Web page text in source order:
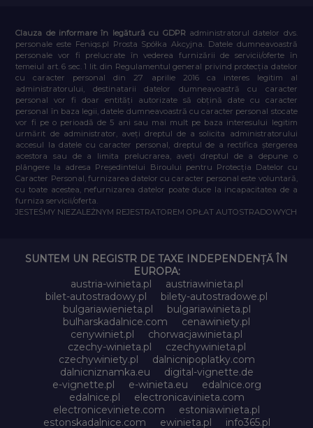
Clauza de informare în legătură cu GDPR administratorul datelor dvs.
personale este Feniqs.pl Prosta Spółka Akcyjna. Datele dumneavoastră
personale vor fi prelucrate în vederea furnizării de servicii/oferte în
temeiul art. 6 sec. 1 lit. din Regulamentul general privind protecția datelor
cu caracter personal din 27 aprilie 2016 ca interes legitim al
administratorului, destinatarii datelor dumneavoastră cu caracter
personal vor fi doar entități autorizate să obțină date cu caracter
personal în baza legii, datele dumneavoastră cu caracter personal stocate
vor fi pe o perioadă de 5 ani sau mai mult pe baza interesului legitim
urmărit de administrator, aveți dreptul de a solicita administratorului
accesul la datele cu caracter personal, dreptul de a rectifica ștergerea
acestora sau de a limita prelucrarea, aveți dreptul de a depune o
plângere la adresa Președintelui Biroului pentru Protecția Datelor cu
Caracter Personal, furnizarea datelor cu caracter personal este voluntară,
cu toate acestea, nefurnizarea datelor poate duce la incapacitatea de a
furniza servicii/oferta.
JESTEŚMY NIEZALEŻNYM REJESTRATOREM OPŁAT AUTOSTRADOWYCH
SUNTEM UN REGISTR DE TAXE INDEPENDENȚĂ ÎN
EUROPA:
austria-winieta.pl
austriawinieta.pl
bilet-autostradowy.pl
bilety-autostradowe.pl
bulgariawienieta.pl
bulgariawinieta.pl
bulharskadalnice.com
cenawiniety.pl
cenywiniet.pl
chorwacjawinieta.pl
czechy-winieta.pl
czechywinieta.pl
czechywiniety.pl
dalnicnipoplatky.com
dalnicniznamka.eu
digital-vignette.de
e-vignette.pl
e-winieta.eu
edalnice.org
edalnice.pl
electronicavinieta.com
electroniceviniete.com
estoniawinieta.pl
estonskadalnice.com
ewinieta.pl
info365.pl